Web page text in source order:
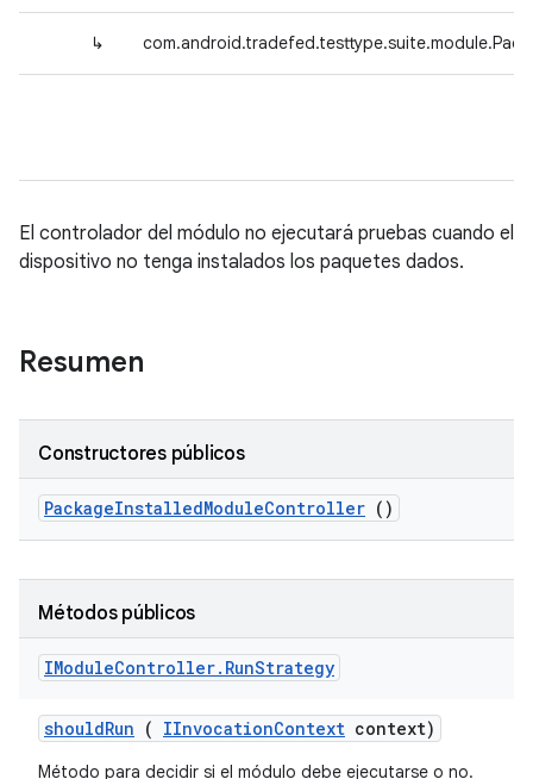
↳
El controlador del módulo no ejecutará pruebas cuando el
dispositivo no tenga instalados los paquetes dados.
Resumen
Constructores públicos
PackageInstalledModuleController ()
Métodos públicos
IModuleController. RunStrategy
shouldRun ( IInvocationContext context)
Método para decidir si el módulo debe ejecutarse o no.